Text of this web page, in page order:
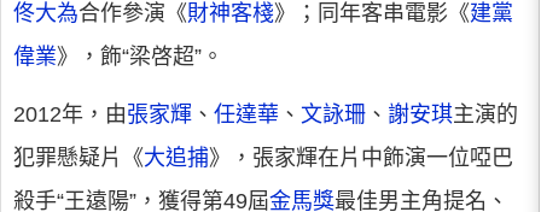
佟大為合作參演《財神客棧》；同年客串電影《建黨
偉業》，飾“梁啓超”。
2012年，由張家輝 、 任達華 、 文詠珊 、 謝安琪主演的
犯罪懸疑片《大追捕》，張家輝在片中飾演一位啞巴
殺手“王遠陽”，獲得第49屆金馬獎最佳男主角提名、